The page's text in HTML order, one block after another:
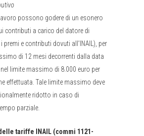
possono godere di un esonero
contributi a carico del datore di
premi e contributi dovuti all’INAIL), per
di 12 mesi decorrenti dalla data
limite massimo di 8.000 euro per
effettuata. Tale limite massimo deve
ridotto in caso di
parziale.
tariffe INAIL (commi 1121-